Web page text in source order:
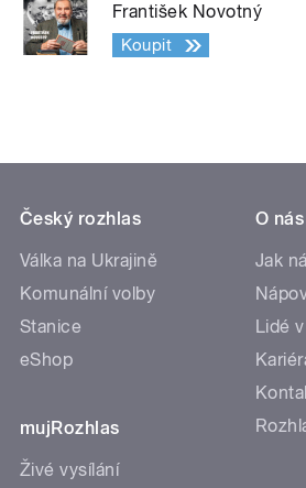
František Novotný
Koupit
Český rozhlas
Válka na Ukrajině
Komunální volby
Stanice
eShop
mujRozhlas
Živé vysílání
O nás
Jak
Lidé